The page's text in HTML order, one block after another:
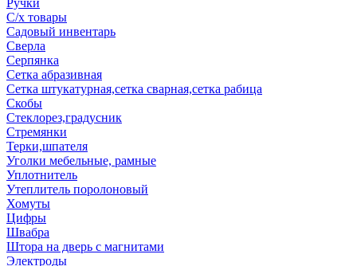
Ручки
С/х товары
Садовый инвентарь
Сверла
Серпянка
Сетка абразивная
Сетка штукатурная,сетка сварная,сетка рабица
Скобы
Стеклорез,градусник
Стремянки
Терки,шпателя
Уголки мебельные, рамные
Уплотнитель
Утеплитель поролоновый
Хомуты
Цифры
Швабра
Штора на дверь с магнитами
Электроды